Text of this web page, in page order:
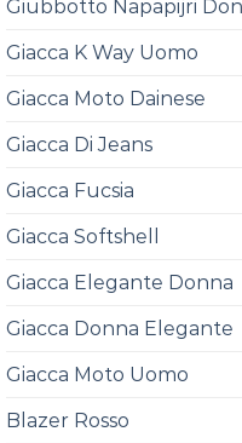
Giubbotto Napapijri
Giacca K Way Uomo
Giacca Moto Dainese
Giacca Di Jeans
Giacca Fucsia
Giacca Softshell
Giacca Elegante Donna
Giacca Donna Elegante
Giacca Moto Uomo
Blazer Rosso